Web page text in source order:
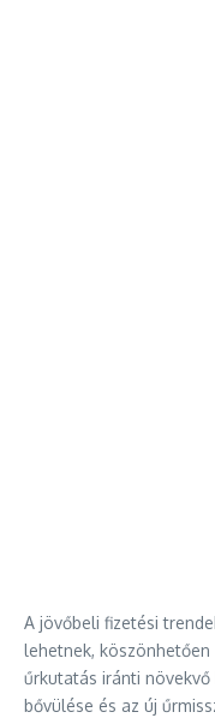
A jövőbeli fizetési
lehetnek,
űrkutatás iránti
bővülése és az új